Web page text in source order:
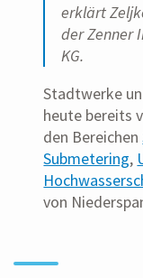
erklärt
der Zenner
KG.
Stadtwerke
heute bereits
den Bereichen
Submetering,
von